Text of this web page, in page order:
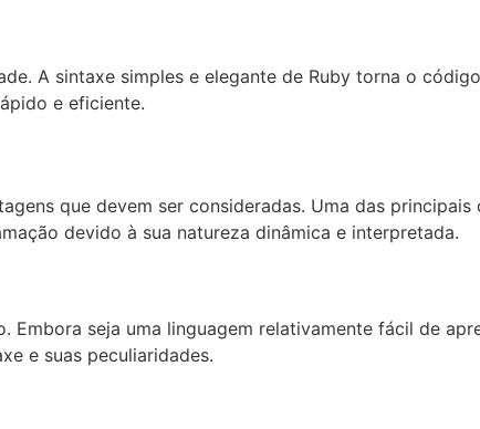
A sintaxe simples e elegante de Ruby torna o
e eficiente.
que devem ser consideradas. Uma das principais
devido à sua natureza dinâmica e interpretada.
seja uma linguagem relativamente fácil de
e suas peculiaridades.